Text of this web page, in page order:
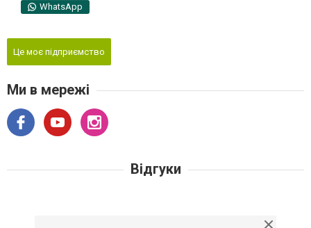
WhatsApp
Це моє підприємство
Ми в мережі
Відгуки